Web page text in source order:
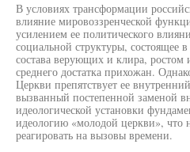
В условиях трансформации
влияние мировоззренческой
усилением ее политического
социальной структуры, состоящее
состава верующих и клира, ростом
среднего достатка прихожан.
Церкви препятствует ее
вызванный постепенной заменой
идеологической установки
идеологию «молодой церкви», что
реагировать на вызовы времени.